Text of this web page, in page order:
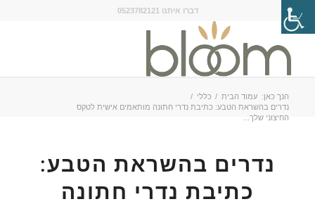
דברו איתנו 0523782121
הנך כאן: עמוד הבית / כללי /
נדרים בהשראת הטבע: כתיבת נדרי חתונה מותאמים אישית לטקס
החיצוני שלך...
נדרים בהשראת הטבע:
כתיבת נדרי חתונה